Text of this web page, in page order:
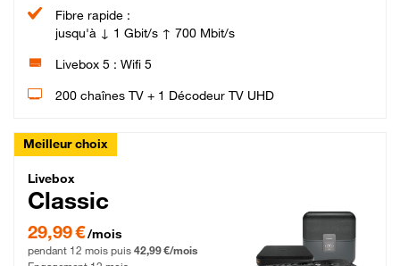
Fibre rapide :
jusqu'à ↓ 1 Gbit/s ↑ 700 Mbit/s
Livebox 5 : Wifi 5
200 chaînes TV + 1 Décodeur TV UHD
Meilleur choix
Livebox Classic Fibre
Livebox
Classic
29,99 € par mois pendant 12 mois puis 42,99 € par mois, Engagement 12 mois
29,99 €/mois
pendant 12 mois puis 42,99 €/mois